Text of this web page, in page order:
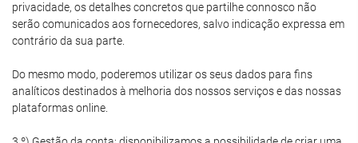
privacidade, os detalhes concretos que partilhe connosco não
serão comunicados aos fornecedores, salvo indicação expressa em
contrário da sua parte.
Do mesmo modo, poderemos utilizar os seus dados para fins
analíticos destinados à melhoria dos nossos serviços e das nossas
plataformas online.